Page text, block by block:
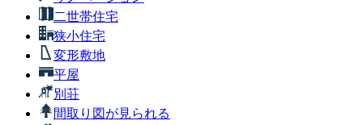
二世帯住宅
狭小住宅
変形敷地
平屋
別荘
間取り図が見られる